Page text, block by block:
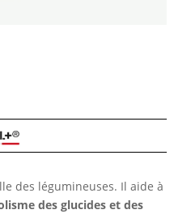
des légumineuses. Il aide à
des glucides et des